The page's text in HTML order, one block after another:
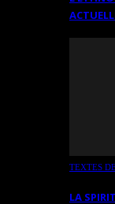
TEXTES
LA